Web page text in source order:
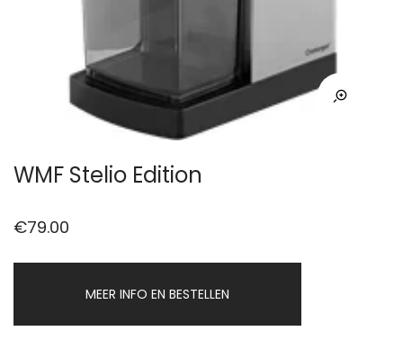
WMF Stelio Edition
€79.00
MEER INFO EN BESTELLEN